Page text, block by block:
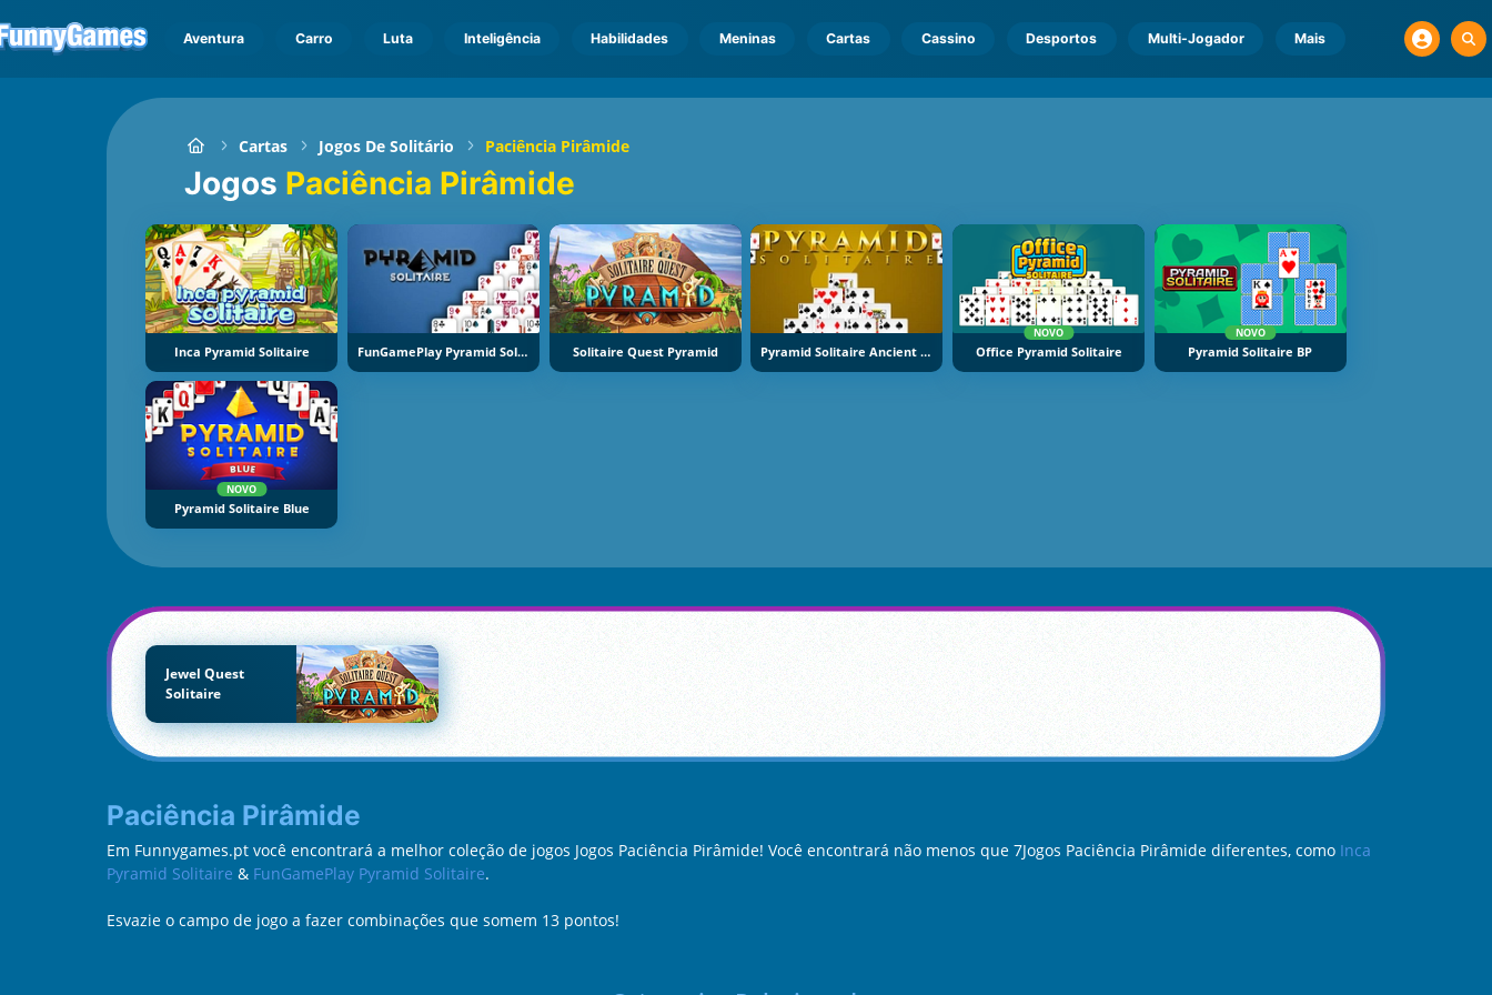
Aventura Carro Luta Inteligência Habilidades Meninas Cartas Cassino Desportos Multi-Jogador Mais
Cartas Jogos De Solitário Paciência Pirâmide
Jogos Paciência Pirâmide
Inca Pyramid Solitaire FunGamePlay Pyramid Solitaire Solitaire Quest Pyramid Pyramid Solitaire Ancient Egypt
NOVO
Office Pyramid Solitaire
NOVO
Pyramid Solitaire BP
NOVO
Pyramid Solitaire Blue
Jewel Quest
Solitaire
Paciência Pirâmide
Em Funnygames.pt você encontrará a melhor coleção de jogos Jogos Paciência Pirâmide! Você encontrará não menos que 7Jogos Paciência Pirâmide diferentes, como Inca
Pyramid Solitaire & FunGamePlay Pyramid Solitaire.
Esvazie o campo de jogo a fazer combinações que somem 13 pontos!